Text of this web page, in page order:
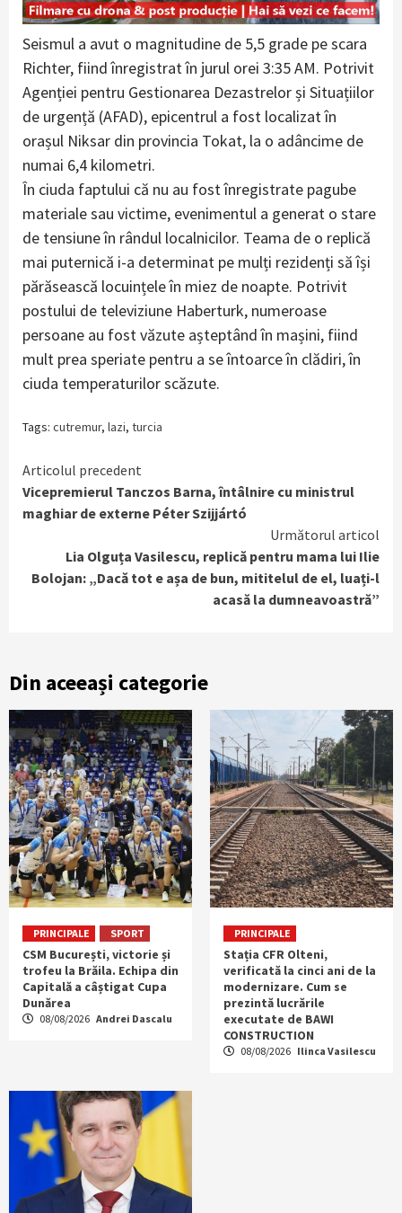
Seismul a avut o magnitudine de 5,5 grade pe scara
Richter, fiind înregistrat în jurul orei 3:35 AM. Potrivit
Agenției pentru Gestionarea Dezastrelor și Situațiilor
de urgență (AFAD), epicentrul a fost localizat în
orașul Niksar din provincia Tokat, la o adâncime de
numai 6,4 kilometri.
În ciuda faptului că nu au fost înregistrate pagube
materiale sau victime, evenimentul a generat o stare
de tensiune în rândul localnicilor. Teama de o replică
mai puternică i-a determinat pe mulți rezidenți să își
părăsească locuințele în miez de noapte. Potrivit
postului de televiziune Haberturk, numeroase
persoane au fost văzute așteptând în mașini, fiind
mult prea speriate pentru a se întoarce în clădiri, în
ciuda temperaturilor scăzute.
Tags: cutremur, lazi, turcia
Continue
Reading
Articolul precedent
Vicepremierul Tanczos Barna, întâlnire cu ministrul
maghiar de externe Péter Szijjártó
Următorul articol
Lia Olguța Vasilescu, replică pentru mama lui Ilie
Bolojan: „Dacă tot e așa de bun, mititelul de el, luați-l
acasă la dumneavoastră”
Din aceeași categorie
PRINCIPALE SPORT
CSM București, victorie și
trofeu la Brăila. Echipa din
Capitală a câștigat Cupa
Dunărea
08/08/2026 Andrei Dascalu
PRINCIPALE
Stația CFR Olteni,
verificată la cinci ani de la
modernizare. Cum se
prezintă lucrările
executate de BAWI
CONSTRUCTION
08/08/2026 Ilinca Vasilescu